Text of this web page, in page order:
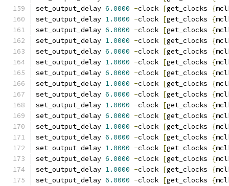
set_output_delay 6.0000 -clock [get_clocks {
set_output_delay 1.0000 -clock [get_clocks {
set_output_delay 6.0000 -clock [get_clocks {
set_output_delay 1.0000 -clock [get_clocks {
set_output_delay 6.0000 -clock [get_clocks {
set_output_delay 1.0000 -clock [get_clocks {
set_output_delay 6.0000 -clock [get_clocks {
set_output_delay 1.0000 -clock [get_clocks {
set_output_delay 6.0000 -clock [get_clocks {
set_output_delay 1.0000 -clock [get_clocks {
set_output_delay 6.0000 -clock [get_clocks {
set_output_delay 1.0000 -clock [get_clocks {
set_output_delay 6.0000 -clock [get_clocks {
set_output_delay 1.0000 -clock [get_clocks {
set_output_delay 6.0000 -clock [get_clocks {
set_output_delay 1.0000 -clock [get_clocks {
set_output_delay 6.0000 -clock [get_clocks {